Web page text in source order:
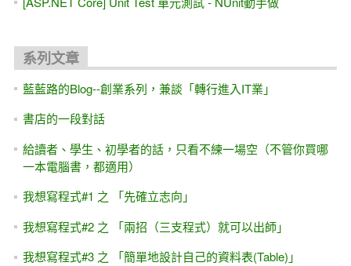
系列文章
藍藍路的Blog--創業系列，兼談「轉行進入IT業」
書店的一段對話
給讀者、學生、初學者的話，只看不練一場空（不管你買哪
一本電腦書，都適用）
我想寫程式#1 之 「先確立志向」
我想寫程式#2 之 「兩招（三支程式）就可以出師」
我想寫程式#3 之 「簡單地設計自己的資料表(Table)」